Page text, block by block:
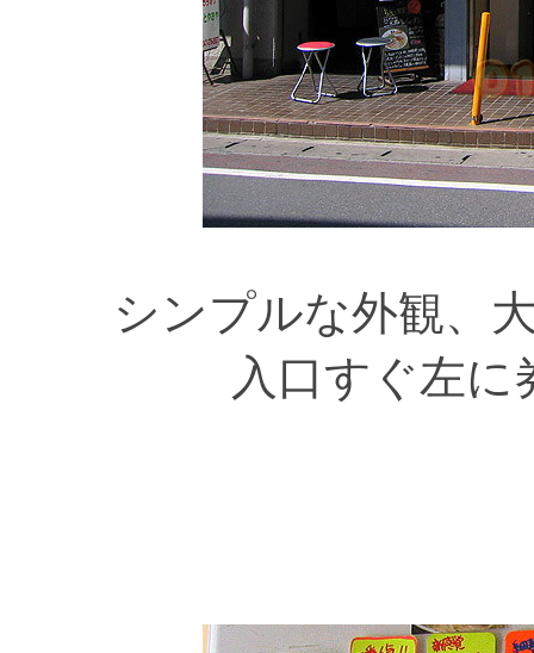
シンプルな外観、
入口すぐ左